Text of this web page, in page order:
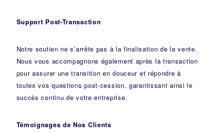
Support Post-Transaction
Notre soutien ne s’arrête pas à la finalisation de la vente.
Nous vous accompagnons également après la transaction
pour assurer une transition en douceur et répondre à
toutes vos questions post-cession, garantissant ainsi le
succès continu de votre entreprise.
Témoignages de Nos Clients